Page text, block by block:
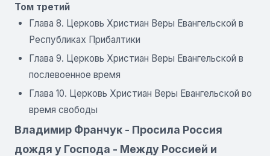
Том третий
Глава 8. Церковь Христиан Веры Евангельской в
Республиках Прибалтики
Глава 9. Церковь Христиан Веры Евангельской в
послевоенное время
Глава 10. Церковь Христиан Веры Евангельской во
время свободы
Владимир Франчук - Просила Россия
дождя у Господа - Между Россией и